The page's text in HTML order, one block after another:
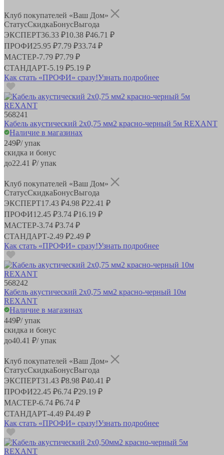
Клуб покупателей «Ваш Дом»
СтатусСкидкаБонусВыгода
ЭКСПЕРТ36.33 ₽10.38 ₽46.71 ₽
ПРОФИ25.95 ₽7.79 ₽33.74 ₽
МАСТЕР-7.79 ₽7.79 ₽
СТАНДАРТ-5.19 ₽5.19 ₽
Как стать «ПРОФИ» сразу!Узнать подробнее
568241
Кабель акустический 2х0,75 мм2 красно-черный 5м REXANT
Наличие в магазинах
249₽/ упак
скидка и бонус
до22.41 ₽/ упак
Клуб покупателей «Ваш Дом»
СтатусСкидкаБонусВыгода
ЭКСПЕРТ17.43 ₽4.98 ₽22.41 ₽
ПРОФИ12.45 ₽3.74 ₽16.19 ₽
МАСТЕР-3.74 ₽3.74 ₽
СТАНДАРТ-2.49 ₽2.49 ₽
Как стать «ПРОФИ» сразу!Узнать подробнее
568242
Кабель акустический 2х0,75 мм2 красно-черный 10м
REXANT
Наличие в магазинах
449₽/ упак
скидка и бонус
до40.41 ₽/ упак
Клуб покупателей «Ваш Дом»
СтатусСкидкаБонусВыгода
ЭКСПЕРТ31.43 ₽8.98 ₽40.41 ₽
ПРОФИ22.45 ₽6.74 ₽29.19 ₽
МАСТЕР-6.74 ₽6.74 ₽
СТАНДАРТ-4.49 ₽4.49 ₽
Как стать «ПРОФИ» сразу!Узнать подробнее